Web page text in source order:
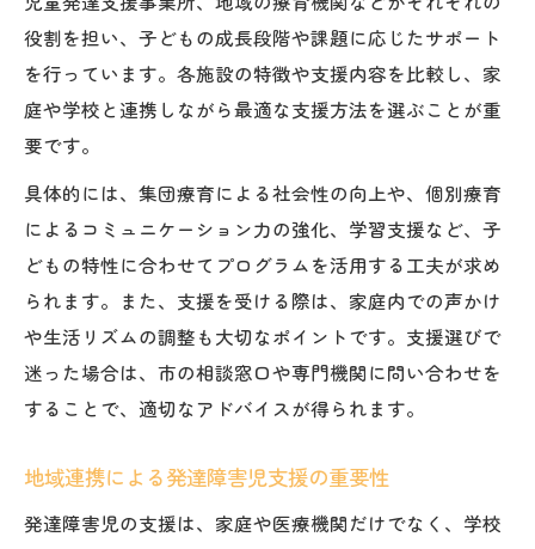
役割を担い、子どもの成長段階や課題に応じたサポート
を行っています。各施設の特徴や支援内容を比較し、家
庭や学校と連携しながら最適な支援方法を選ぶことが重
要です。
具体的には、集団療育による社会性の向上や、個別療育
によるコミュニケーション力の強化、学習支援など、子
どもの特性に合わせてプログラムを活用する工夫が求め
られます。また、支援を受ける際は、家庭内での声かけ
や生活リズムの調整も大切なポイントです。支援選びで
迷った場合は、市の相談窓口や専門機関に問い合わせを
することで、適切なアドバイスが得られます。
地域連携による発達障害児支援の重要性
発達障害児の支援は、家庭や医療機関だけでなく、学校